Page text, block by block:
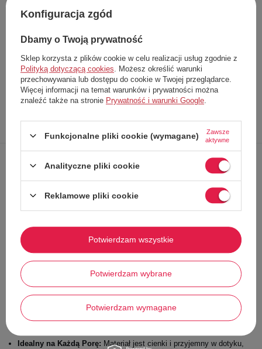
Łatwy zwrot towaru w ciągu
Rozmiar:
Producent
United Colors of Benetton
Kod produktu
3OA23M545
Opis
produktu
Dokładne
dane
Zapytaj o
produkt
Napisz
swoją opinię
Klasyka z odrobiną blasku.Ten cienki sweterek marki United Colors
of Benetton to dowód na to, że paski nigdy nie wychodzą z mody,
a jedynie zyskują nowe, szlachetne oblicze.
pasującej zarówno do codziennych jeansów, jak i bardziej
eleganckich stylizacji biurowych
Dlaczego ten model Cię zachwyci?
Subtelny Błysk (Złota Nitka):Klasyczny wzór w czarno-kremowe
paski został wzbogacony o metalizowaną, złotą nić. Dzięki temu
sweter pięknie mieni się w świetle, dodając stylizacji elegancji, ale
nie będąc przy tym przesadnie krzykliwym.
Kobiecy Fason (Dekolt w Łódkę): Szeroki dekolt typu łódka
subtelnie eksponuje szyję i obojczyki, nadając sylwetce lekkości i
Idealny na Każdą Porę: Materiał jest cienki i przyjemny w dotyku,
Konfiguracja zgód
Dbamy o Twoją prywatność
Sklep korzysta z plików cookie w celu realizacji usług zgodnie z
Polityką dotyczącą cookies . Możesz określić warunki
przechowywania lub dostępu do cookie w Twojej przeglądarce.
Więcej informacji na temat warunków i prywatności można
znaleźć także na stronie Prywatność i warunki Google
Funkcjonalne pliki cookie (wymagane)
Zawsze
aktywne
Analityczne pliki cookie
Reklamowe pliki cookie
Potwierdzam wybrane
Potwierdzam wymagane
Potwierdzam wszystkie